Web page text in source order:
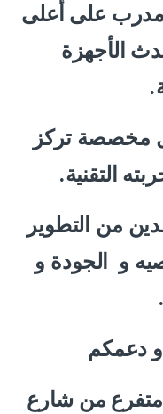
على أعلى
الأجهزة
مخصصة تركز
التقنية.
من التطوير
و
الجودة و
دعمكم
متفرع من شارع